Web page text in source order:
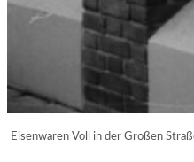
Eisenwaren Voll in der Großen